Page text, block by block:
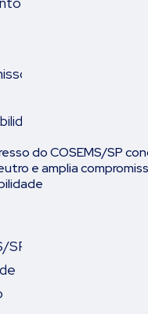
do COSEMS/SP
e amplia